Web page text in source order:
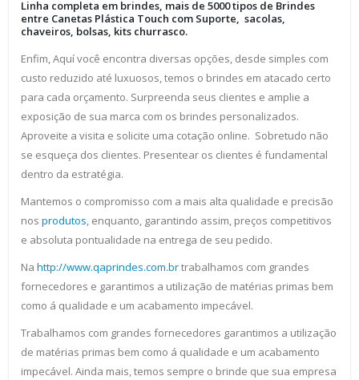
Linha completa em brindes, mais de 5000 tipos de Brindes
entre Canetas Plástica Touch com Suporte, sacolas,
chaveiros, bolsas, kits churrasco.
Enfim, Aquí você encontra diversas opções, desde simples com
custo reduzido até luxuosos, temos o brindes em atacado certo
para cada orçamento. Surpreenda seus clientes e amplie a
exposição de sua marca com os brindes personalizados.
Aproveite a visita e solicite uma cotação online. Sobretudo não
se esqueça dos clientes. Presentear os clientes é fundamental
dentro da estratégia.
Mantemos o compromisso com a mais alta qualidade e precisão
nos produtos, enquanto, garantindo assim, preços competitivos
e absoluta pontualidade na entrega de seu pedido.
Na http://www.qaprindes.com.brtrabalhamos com grandes
fornecedores e garantimos a utilização de matérias primas bem
como á qualidade e um acabamento impecável.
Trabalhamos com grandes fornecedores garantimos a utilização
de matérias primas bem como á qualidade e um acabamento
impecável. Ainda mais, temos sempre o brinde que sua empresa